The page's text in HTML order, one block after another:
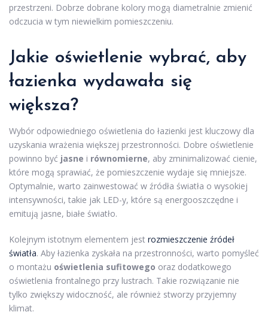
przestrzeni. Dobrze dobrane kolory mogą diametralnie zmienić
odczucia w tym niewielkim pomieszczeniu.
Jakie oświetlenie wybrać, aby
łazienka wydawała się
większa?
Wybór odpowiedniego oświetlenia do łazienki jest kluczowy dla
uzyskania wrażenia większej przestronności. Dobre oświetlenie
powinno być jasne i równomierne, aby zminimalizować cienie,
które mogą sprawiać, że pomieszczenie wydaje się mniejsze.
Optymalnie, warto zainwestować w źródła światła o wysokiej
intensywności, takie jak LED-y, które są energooszczędne i
emitują jasne, białe światło.
Kolejnym istotnym elementem jest rozmieszczenie źródeł
światła. Aby łazienka zyskała na przestronności, warto pomyśleć
o montażu oświetlenia sufitowego oraz dodatkowego
oświetlenia frontalnego przy lustrach. Takie rozwiązanie nie
tylko zwiększy widoczność, ale również stworzy przyjemny
klimat.